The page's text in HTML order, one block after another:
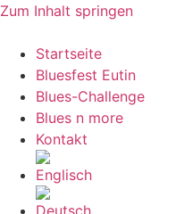
Zum Inhalt springen
Startseite
Bluesfest Eutin
Blues-Challenge
Blues n more
Kontakt